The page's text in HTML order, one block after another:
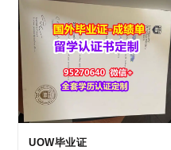
UOW毕业证